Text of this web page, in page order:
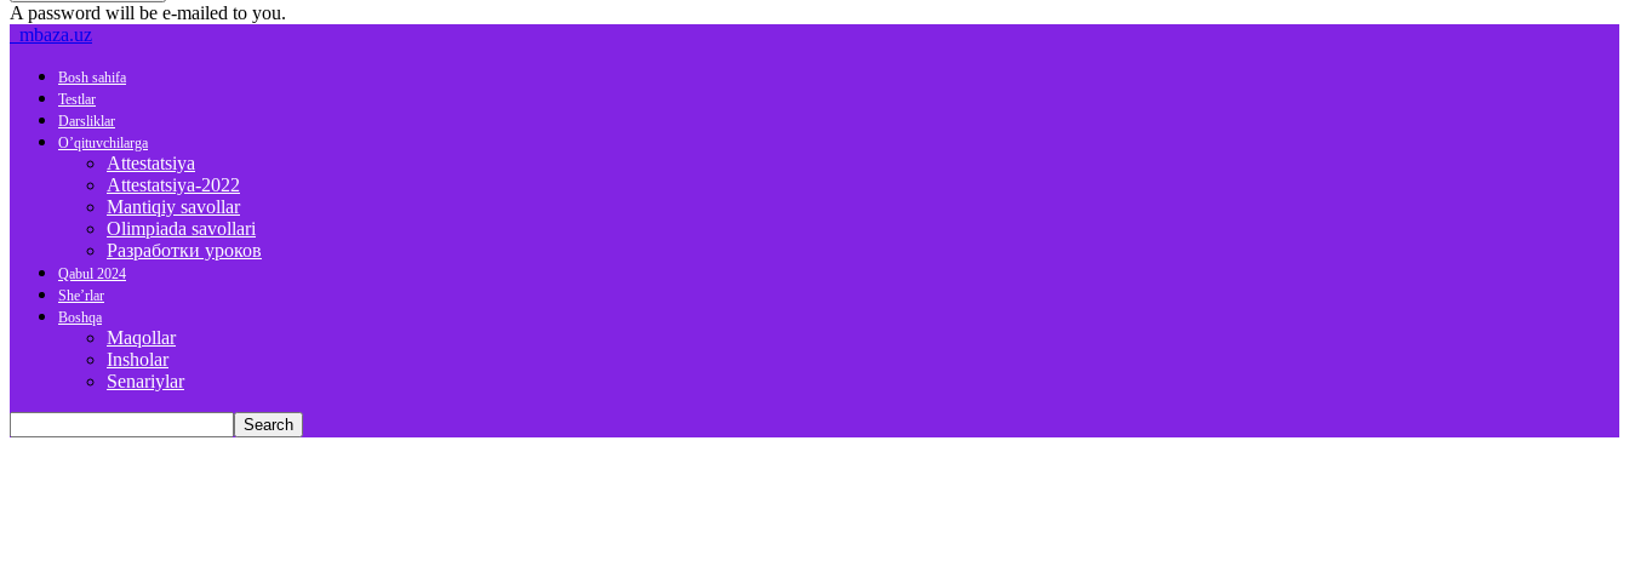
A password will be e-mailed to you.
mbaza.uz
Bosh sahifa
Testlar
Darsliklar
O’qituvchilarga
Attestatsiya
Attestatsiya-2022
Mantiqiy savollar
Olimpiada savollari
Разработки уроков
Qabul 2024
She’rlar
Boshqa
Maqollar
Insholar
Senariylar